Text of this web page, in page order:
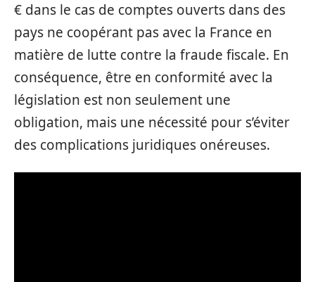
€ dans le cas de comptes ouverts dans des
pays ne coopérant pas avec la France en
matière de lutte contre la fraude fiscale. En
conséquence, être en conformité avec la
législation est non seulement une
obligation, mais une nécessité pour s’éviter
des complications juridiques onéreuses.